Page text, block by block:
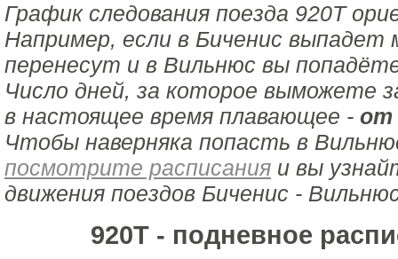
График следования поезда 920Т
Например, если в Биченис выпадет
перенесут и в Вильнюс вы
Число дней, за которое выможете
в настоящее время плавающее - от
Чтобы наверняка попасть в
посмотрите расписания и вы
движения поездов Биченис -
920Т - подневное